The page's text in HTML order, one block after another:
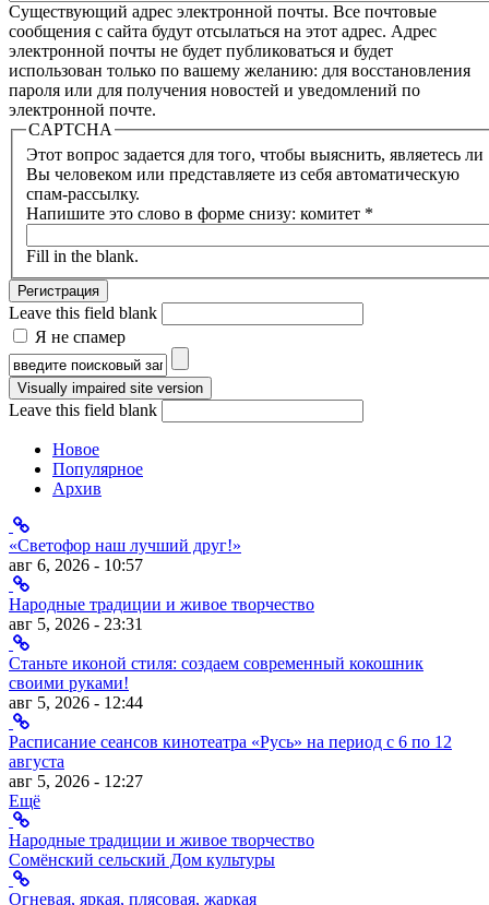
Существующий адрес электронной почты. Все почтовые
сообщения с сайта будут отсылаться на этот адрес. Адрес
электронной почты не будет публиковаться и будет
использован только по вашему желанию: для восстановления
пароля или для получения новостей и уведомлений по
электронной почте.
CAPTCHA
Этот вопрос задается для того, чтобы выяснить, являетесь ли
Вы человеком или представляете из себя автоматическую
спам-рассылку.
Напишите это слово в форме снизу: комитет *
Fill in the blank.
Leave this field blank
Я не спамер
Я спамер
Форма поиска
Leave this field blank
Новое
Популярное
Архив
«Светофор наш лучший друг!»
авг 6, 2026 - 10:57
Народные традиции и живое творчество
авг 5, 2026 - 23:31
Станьте иконой стиля: создаем современный кокошник
своими руками!
авг 5, 2026 - 12:44
Расписание сеансов кинотеатра «Русь» на период с 6 по 12
августа
авг 5, 2026 - 12:27
Ещё
Народные традиции и живое творчество
Сомёнский сельский Дом культуры
Огневая, яркая, плясовая, жаркая